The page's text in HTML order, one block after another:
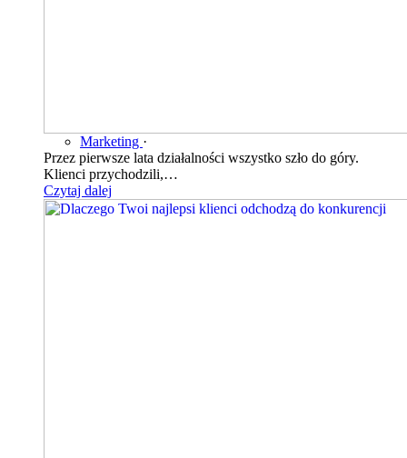
Marketing ·
Przez pierwsze lata działalności wszystko szło do góry.
Klienci przychodzili,…
Czytaj dalej